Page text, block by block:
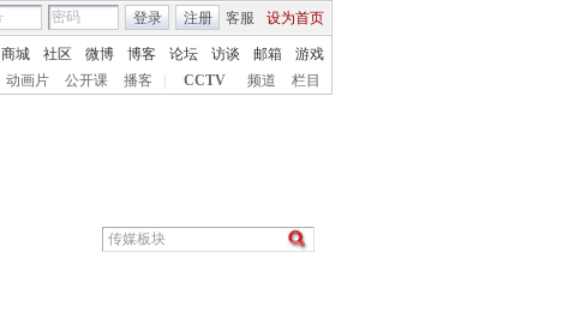
客服 设为首页
登录 注册
商城 社区 微博 博客 论坛 访谈 邮箱
游戏
动画片 公开课 播客 CCTV 频道 栏目